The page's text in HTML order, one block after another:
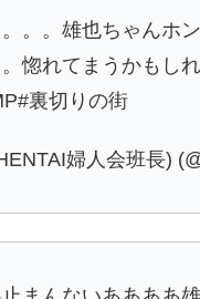
。。雄也ちゃんホ
惚れてまうかもし
裏切りの街
婦人会班長)